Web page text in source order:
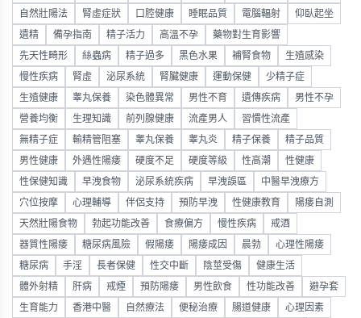
自然壯陽法 腎虛症狀 口腔健康 睡眠品質 電腦輻射 仰臥起坐
遺精 備孕指南 精子活力 高溫不孕 藥物對生育影響
先天性畸形 絲蟲病 精子過多 黑色水果 補腎食物 生殖感染
慢性疾病 腎虛 泌尿系統 腎臟健康 運動保健 少精子症
生殖健康 睾丸保養 染色體異常 男性不育 遺傳疾病 男性不孕
營養均衡 生理知識 前列腺健康 流產男人 習慣性流產
無精子症 輸精管阻塞 睾丸保養 睾丸炎 精子保養 精子品質
男性健康 外遇性陽痿 硬度不足 硬度等級 性高潮 性健康
性保健知識 早洩食物 泌尿系統疾病 早洩誤區 中醫早洩療方
穴位按摩 心理輔導 伴侶支持 預防早洩 性健康教育 陽痿自測
天然壯陽食物 勃起功能改善 食療偏方 慢性疾病 戒酒
器質性陽痿 糖尿病風險 假陽痿 陽痿成因 晨勃 心理性陽痿
糖尿病 手淫 長者保健 性交中斷 陰莖受傷 健康生活
體外射精 肝病 戒煙 預防陽痿 男性飲食 性功能改善 避孕套
生育能力 香港中醫 自然療法 便秘治療 腸道健康 心理因素